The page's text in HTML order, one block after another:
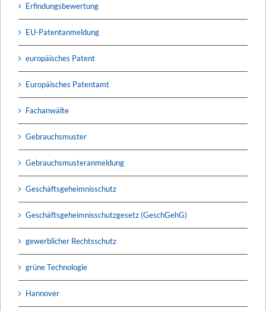
Erfindungsbewertung
EU-Patentanmeldung
europäisches Patent
Europäisches Patentamt
Fachanwälte
Gebrauchsmuster
Gebrauchsmusteranmeldung
Geschäftsgeheimnisschutz
Geschäftsgeheimnisschutzgesetz (GeschGehG)
gewerblicher Rechtsschutz
grüne Technologie
Hannover